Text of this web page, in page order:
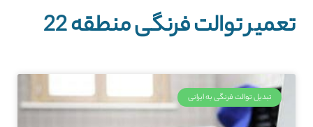
تعمیر توالت فرنگی منطقه 22
تبدیل توالت فرنگی به ایرانی